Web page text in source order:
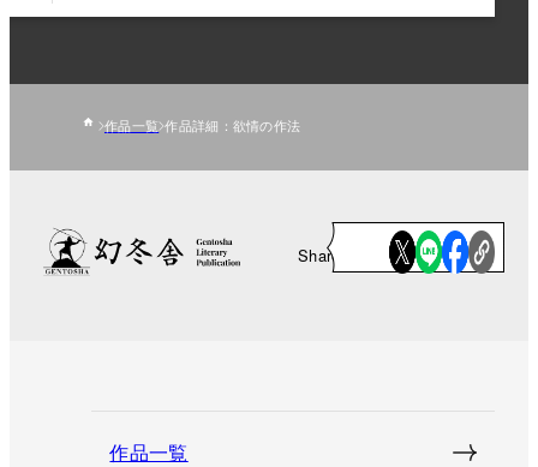
作品一覧 作品詳細：欲情の作法
Share
作品一覧